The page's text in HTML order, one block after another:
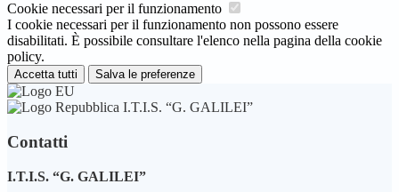
Cookie necessari per il funzionamento
I cookie necessari per il funzionamento non possono essere
disabilitati. È possibile consultare l'elenco nella pagina della cookie
policy.
Accetta tutti Salva le preferenze
I.T.I.S. “G. GALILEI”
Contatti
I.T.I.S. “G. GALILEI”